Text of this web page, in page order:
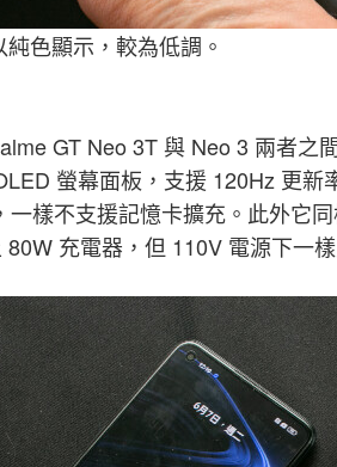
色顯示，較為低調。
GT Neo 3T 與 Neo 3 兩者
螢幕面板，支援 120Hz 更
一樣不支援記憶卡擴充。此外它
充電器，但 110V 電源下一